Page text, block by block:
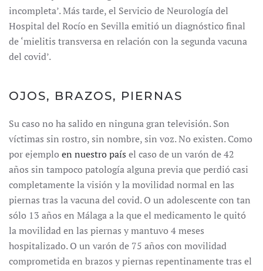
incompleta’. Más tarde, el Servicio de Neurología del
Hospital del Rocío en Sevilla emitió un diagnóstico final
de ‘mielitis transversa en relación con la segunda vacuna
del covid’.
OJOS, BRAZOS, PIERNAS
Su caso no ha salido en ninguna gran televisión. Son
víctimas sin rostro, sin nombre, sin voz. No existen. Como
por ejemplo en nuestro país el caso de un varón de 42
años sin tampoco patología alguna previa que perdió casi
completamente la visión y la movilidad normal en las
piernas tras la vacuna del covid. O un adolescente con tan
sólo 13 años en Málaga a la que el medicamento le quitó
la movilidad en las piernas y mantuvo 4 meses
hospitalizado. O un varón de 75 años con movilidad
comprometida en brazos y piernas repentinamente tras el